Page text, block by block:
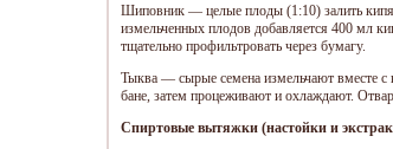
Шиповник — целые плоды (1:10) залить
измельченных плодов добавляется 400 мл
тщательно профильтровать через бумагу.
Тыква — сырые семена измельчают вместе с
бане, затем процеживают и охлаждают.
Спиртовые вытяжки (настойки и